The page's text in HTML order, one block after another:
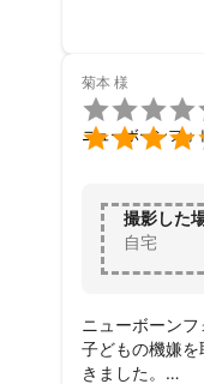
菊本 様
ニューボーンフォ
撮影した
自宅
ニューボーンフ
子どもの機嫌
きました。